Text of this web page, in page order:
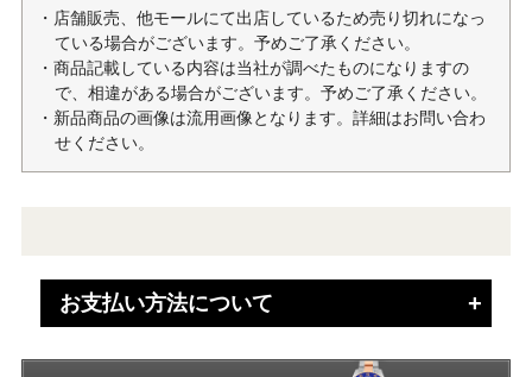
・店舗販売、他モールにて出店しているため売り切れになっ
ている場合がございます。予めご了承ください。
・商品記載している内容は当社が調べたものになりますの
で、相違がある場合がございます。予めご了承ください。
・新品商品の画像は流用画像となります。詳細はお問い合わ
せください。
お支払い方法について